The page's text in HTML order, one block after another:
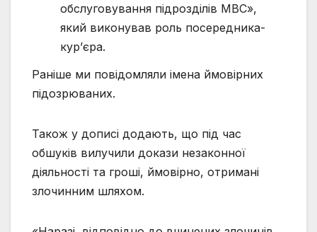
обслуговування підрозділів МВС»,
який виконував роль посередника-
кур’єра.
Раніше ми повідомляли імена ймовірних
підозрюваних.
Також у дописі додають, що під час
обшуків вилучили докази незаконної
діяльності та гроші, ймовірно, отримані
злочинним шляхом.